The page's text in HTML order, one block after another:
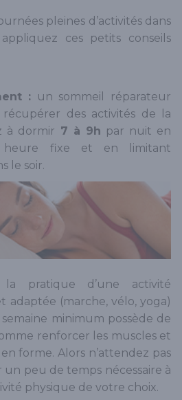
pleines d’activités dans
ces petits conseils
: un sommeil réparateur
récupérer des activités de la
à dormir 7 à 9h par nuit en
heure fixe et en limitant
le soir.
la pratique d’une activité
adaptée (marche, vélo, yoga)
minimum possède de
renforcer les muscles et
forme. Alors n’attendez pas
peu de temps nécessaire à
physique de votre choix.